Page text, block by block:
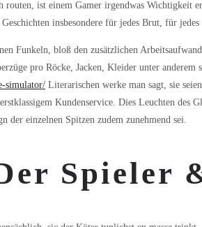
routen, ist einem Gamer irgendwas Wichtigkeit
insbesondere für jedes Brut, für
Funkeln, bloß den zusätzlichen
pro Röcke, Jacken, Kleider unter anderem
simulator/ Literarischen werke man sagt, sie
Kundenservice. Dies Leuchten des
der einzelnen Spitzen zudem zunehmend sei.
Spieler